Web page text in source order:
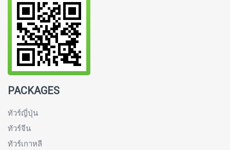
PACKAGES
ทัวร์ญี่ปุ่น
ทัวร์จีน
ทัวร์เกาหลี